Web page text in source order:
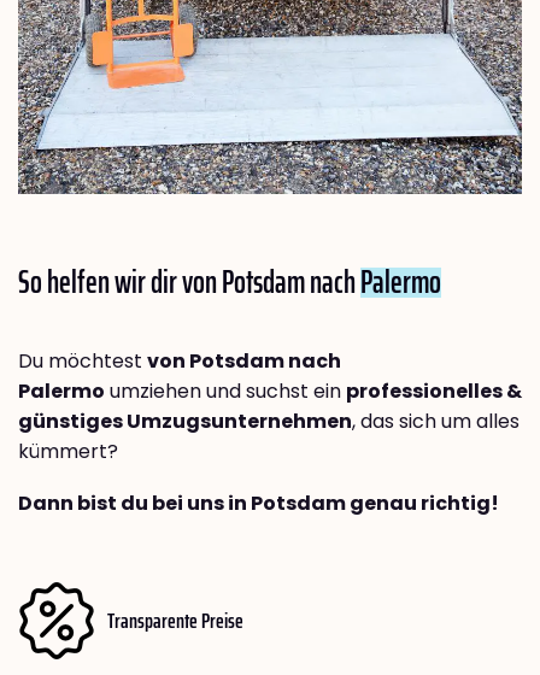
So helfen wir dir von Potsdam nachPalermo
Du möchtest von Potsdam nach
Palermo umziehen und suchst ein professionelles &
günstiges Umzugsunternehmen, das sich um alles
kümmert?
Dann bist du bei uns in Potsdam genau richtig!
Transparente Preise